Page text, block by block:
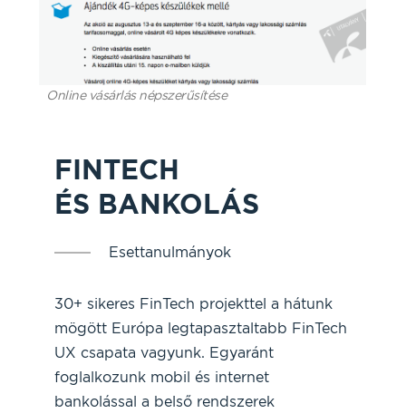
Online vásárlás népszerűsítése
FINTECH
ÉS BANKOLÁS
Esettanulmányok
30+ sikeres FinTech projekttel a hátunk
mögött Európa legtapasztaltabb FinTech
UX csapata vagyunk. Egyaránt
foglalkozunk mobil és internet
bankolással a belső rendszerek